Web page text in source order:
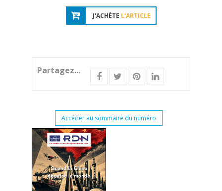
J'ACHÈTE L'ARTICLE
Partagez...
Accéder au sommaire du numéro